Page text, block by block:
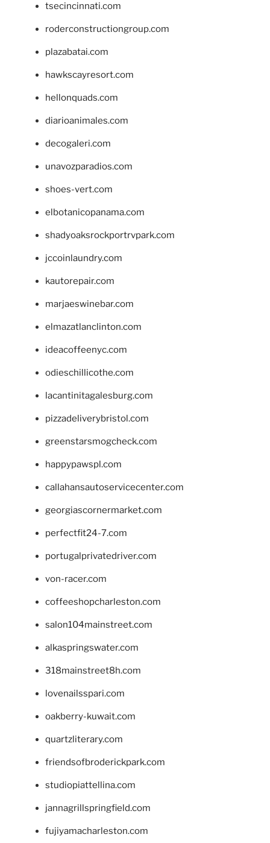
tsecincinnati.com
roderconstructiongroup.com
plazabatai.com
hawkscayresort.com
hellonquads.com
diarioanimales.com
decogaleri.com
unavozparadios.com
shoes-vert.com
elbotanicopanama.com
shadyoaksrockportrvpark.com
jccoinlaundry.com
kautorepair.com
marjaeswinebar.com
elmazatlanclinton.com
ideacoffeenyc.com
odieschillicothe.com
lacantinitagalesburg.com
pizzadeliverybristol.com
greenstarsmogcheck.com
happypawspl.com
callahansautoservicecenter.com
georgiascornermarket.com
perfectfit24-7.com
portugalprivatedriver.com
von-racer.com
coffeeshopcharleston.com
salon104mainstreet.com
alkaspringswater.com
318mainstreet8h.com
lovenailsspari.com
oakberry-kuwait.com
quartzliterary.com
friendsofbroderickpark.com
studiopiattellina.com
jannagrillspringfield.com
fujiyamacharleston.com